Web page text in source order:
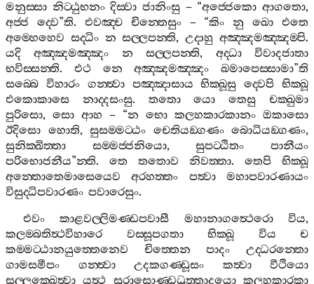
මනුස‍්සා නිට‍්ඨුභනං දිස‍්වා ජානිංසු – “අජ‍්ජෙකො ආගතො,
අජ‍්ජ
ද‍්වෙ”ති. එවඤ‍්ච චින‍්තෙසුං– “කිං නු ඛො
එතෙ
අම‍්හෙහෙව සද‍්ධිං න සල‍්ලපන‍්ති,උදාහු අඤ‍්ඤමඤ‍්ඤම‍්පි.
යදි
අඤ‍්ඤමඤ‍්ඤං න සල‍්ලපන‍්ති, අද‍්ධා
විවාදජාතා
භවිස‍්සන‍්ති. එථ නෙ අඤ‍්ඤමඤ‍්ඤං ඛමාපෙස‍්සාමා”ති
සබ‍්බෙ විහාරං ගන‍්ත්‍වා පඤ‍්ඤාසාය භික‍්ඛූසු ද‍්වෙපි භික‍්ඛූ
එකොකාසෙ
නාද‍්දසංසු. තතො යො තෙසු
චක‍්ඛුමා
පුරිසො, සො ආහ – “න භො කලහකාරකානං ඔකාසො
ඊදිසො හොති, සුසම‍්මට‍්ඨං චෙතියඞ‍්ගණං බොධියඞ‍්ගණං,
සුනික‍්ඛිත‍්තා
සම‍්මජ‍්ජනියො,සුපට‍්ඨිතං
පානීයං
පරිභොජනීය”න‍්ති. තෙ තතොව නිවත‍්තා. තෙපි
භික‍්ඛූ
අන‍්තොතෙමාසෙයෙව
අරහත‍්තං පත්‍වා
මහාපවාරණායං
විසුද‍්ධිපවාරණං පවාරෙසුං.
එවං
කාළවල‍්ලිමණ‍්ඩපවාසී මහානාගත්‍ථෙරො විය,
කලම‍්බතිත්‍ථවිහාරෙ
වස‍්සූපගතා භික‍්ඛූ විය
ච
කම‍්මට‍්ඨානයුත‍්තෙනෙව
චිත‍්තෙන පාදං
උද‍්ධරන‍්තො
ගාමසමීපං
ගන‍්ත්‍වා උදකගණ‍්ඩූසං කත්‍වා
වීථියො
සල‍්ලක‍්ඛෙත්‍වා යත්‍ථ සුරාසොණ‍්ඩධුත‍්තාදයො කලහකාරකා